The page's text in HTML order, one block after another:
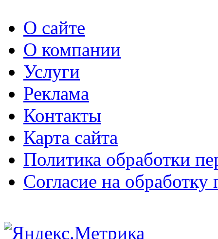
О сайте
О компании
Услуги
Реклама
Контакты
Карта сайта
Политика обработки
Согласие на